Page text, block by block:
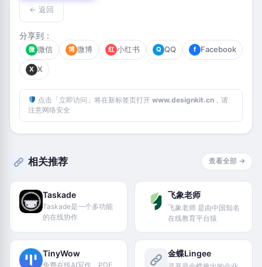
← 返回
分享到：
微 微信 博 微博 红 小红书 Q QQ f Facebook
X X
点击「立即访问」将在新标签页打开 www.designkit.cn，请
注意网络安全
相关推荐 查看全部 →
Taskade
Taskade是一个多功能
的在线协作
飞象老师
飞象老师 是由中国知名
在线教育平台猿
TinyWow
免费在线AI写作，PDF
金蝶Lingee